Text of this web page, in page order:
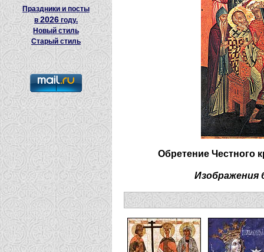
Праздники и посты
в2026 году.
Новый стиль
Старый стиль
Обретение Честного